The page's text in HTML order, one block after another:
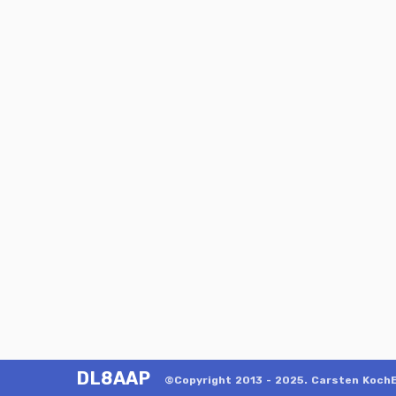
DL8AAP ©Copyright 2013 - 2025. Carsten